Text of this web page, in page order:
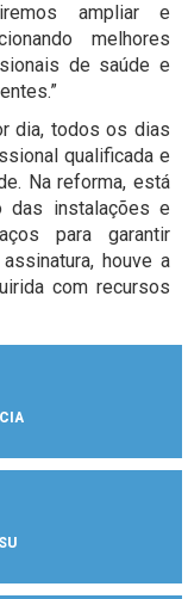
ampliar e
melhores
de saúde e
dia, todos os dias
qualificada e
Na reforma, está
das instalações e
para garantir
houve a
com recursos